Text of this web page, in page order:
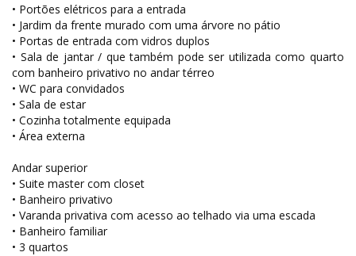
• Portões elétricos para a entrada
• Jardim da frente murado com uma árvore no pátio
• Portas de entrada com vidros duplos
• Sala de jantar / que também pode ser utilizada como quarto
com banheiro privativo no andar térreo
• WC para convidados
• Sala de estar
• Cozinha totalmente equipada
• Área externa
Andar superior
• Suite master com closet
• Banheiro privativo
• Varanda privativa com acesso ao telhado via uma escada
• Banheiro familiar
• 3 quartos